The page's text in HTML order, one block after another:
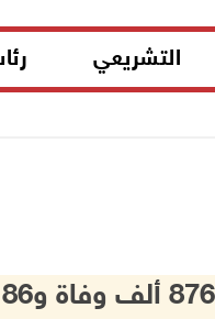
التشريعي